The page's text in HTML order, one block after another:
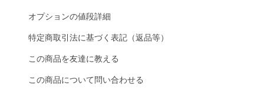
オプションの値段詳細
特定商取引法に基づく表記（返品等）
この商品を友達に教える
この商品について問い合わせる